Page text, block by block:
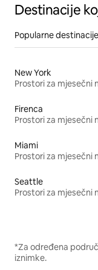
Destinacije
Popularne
New York
Prostori za mjesečni
Firenca
Prostori za mjesečni
Miami
Prostori za mjesečni
Seattle
Prostori za mjesečni
*Za određena
iznimke.